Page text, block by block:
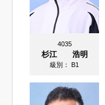
4035
杉江 浩明
級別：B1